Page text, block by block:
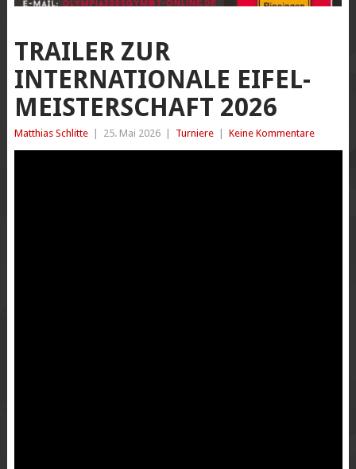
TRAILER ZUR
INTERNATIONALE EIFEL-
MEISTERSCHAFT 2026
Matthias Schlitte 25. Mai 2026 Turniere Keine Kommentare